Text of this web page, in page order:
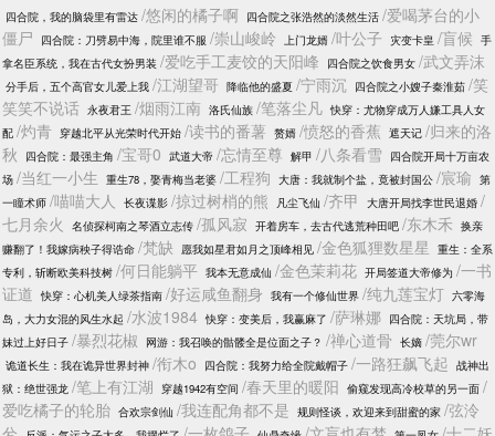
四合院，我的脑袋里有雷达 /悠闲的橘子啊 四合院之张浩然的淡然生活 /爱喝茅台的小
僵尸
四合院：刀劈易中海，院里谁不服 /崇山峻岭 上门龙婿 /叶公子 灾变卡皇 /盲候 手
拿名臣系统，我在古代女扮男装 /爱吃手工麦饺的天阳峰 四合院之饮食男女 /武文弄沫
分手后，五个高官女儿爱上我 /江湖望哥 降临他的盛夏 /宁雨沉 四合院之小嫂子秦淮茹 /笑
笑笑不说话 永夜君王 /烟雨江南 洛氏仙族 /笔落尘凡 快穿：尤物穿成万人嫌工具人女
配 /灼青 穿越北平从光荣时代开始 /读书的番薯 赘婿 /愤怒的香蕉 遮天记 /归来的洛
秋
四合院：最强主角 /宝哥0 武道大帝 /忘情至尊 解甲 /八条看雪
四合院开局十万亩农
场 /当红一小生 重生78，娶青梅当老婆 /工程狗 大唐：我就制个盐，竟被封国公 /宸瑜 第
一瞳术师 /喵喵大人 长夜谍影 /掠过树梢的熊 凡尘飞仙 /齐甲 大唐开局找李世民退婚 /
七月余火
名侦探柯南之琴酒立志传 /孤风寂 开着房车，去古代逃荒种田吧 /东木禾 换亲
赚翻了！我嫁病秧子得诰命 /梵缺 愿我如星君如月之顶峰相见 /金色狐狸数星星
重生：全系
专利，斩断欧美科技树 /何日能躺平 我本无意成仙 /金色茉莉花 开局签道大帝修为 /一书
证道 快穿：心机美人绿茶指南 /好运咸鱼翻身 我有一个修仙世界 /纯九莲宝灯 六零海
岛，大力女混的风生水起 /水波1984 快穿：变美后，我赢麻了 /萨琳娜 四合院：天坑局，带
妹过上好日子 /暴烈花椒 网游：我召唤的骷髅全是位面之子？ /禅心道骨 长嫡 /莞尔wr
诡道长生：我在诡异世界封神 /衔木o 四合院：我努力给全院戴帽子 /一路狂飙飞起 战神出
狱：绝世强龙 /笔上有江湖 穿越1942有空间 /春天里的暖阳 偷窥发现高冷校草的另一面 /
爱吃橘子的轮胎 合欢宗剑仙 /我连配角都不是 规则怪谈，欢迎来到甜蜜的家 /弦泠